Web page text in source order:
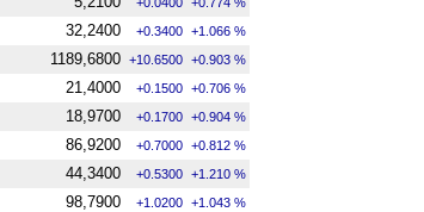
32,2400 +0.3400 +1.066 %
1189,6800 +10.6500 +0.903 %
21,4000 +0.1500 +0.706 %
18,9700 +0.1700 +0.904 %
86,9200 +0.7000 +0.812 %
44,3400 +0.5300 +1.210 %
98,7900 +1.0200 +1.043 %